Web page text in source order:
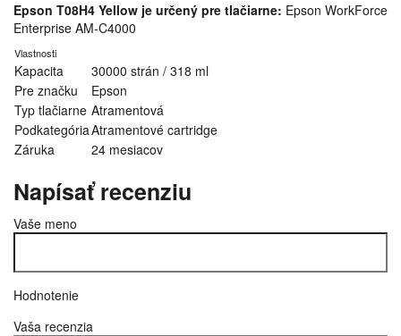
Epson T08H4 Yellow je určený pre tlačiarne: Epson WorkForce
Enterprise AM-C4000
Vlastnosti
Kapacita
30000 strán / 318 ml
Pre značku
Epson
Typ tlačiarne Atramentová
PodkategóriaAtramentové cartridge
Záruka
24 mesiacov
Napísať recenziu
Vaše meno
Hodnotenie
Vaša recenzia